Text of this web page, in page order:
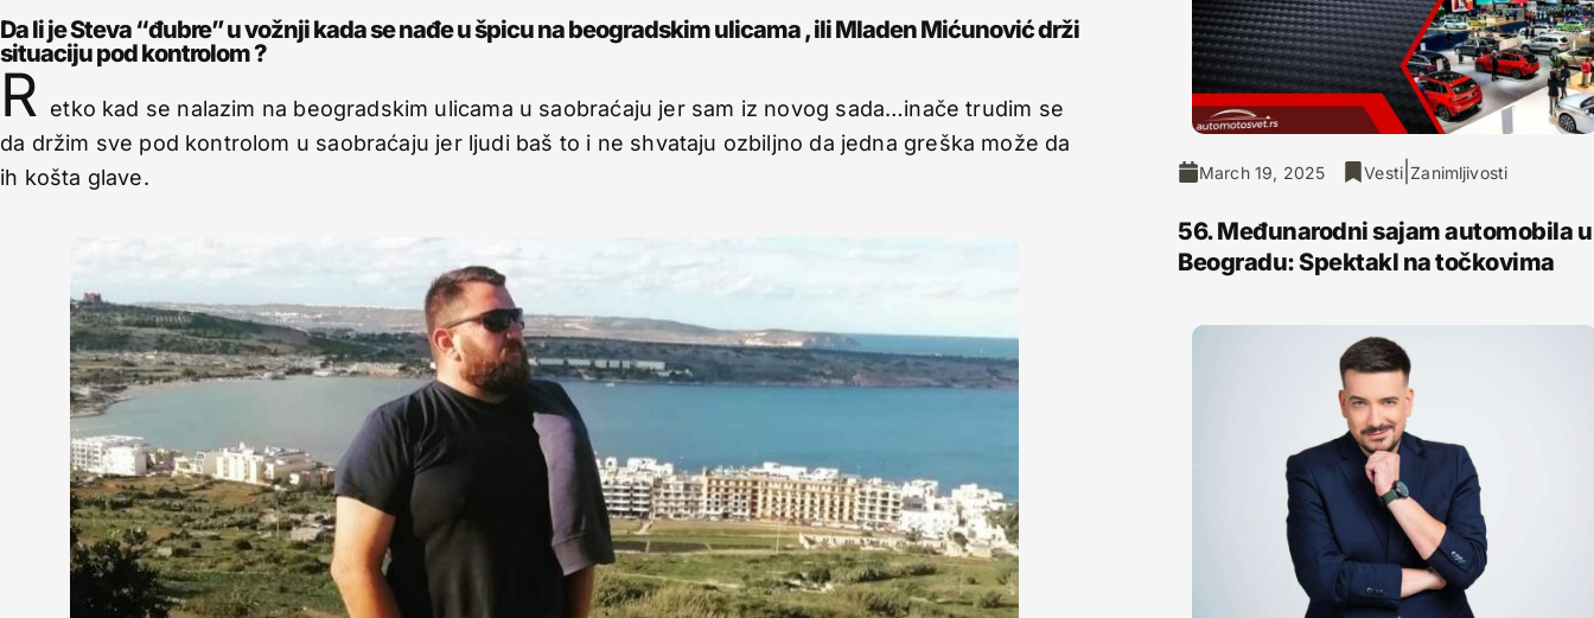
Da li je Steva “đubre” u vožnji kada se nađe u špicu na beogradskim ulicama , ili Mladen Mićunović drži
situaciju pod kontrolom ?
R
etko kad se nalazim na beogradskim ulicama u saobraćaju jer sam iz novog sada…inače trudim se
da držim sve pod kontrolom u saobraćaju jer ljudi baš to i ne shvataju ozbiljno da jedna greška može da
ih košta glave.
March 19, 2025 Vesti |Zanimljivosti
56. Međunarodni sajam automobila u
Beogradu: Spektakl na točkovima